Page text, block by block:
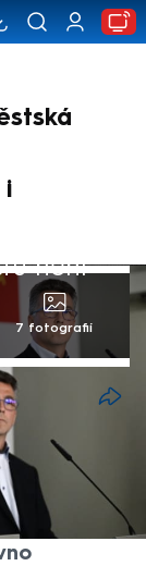
i
není
7 fotografií
firmy
být